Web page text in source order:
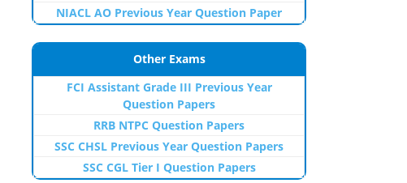
NIACL AO Previous Year Question Paper
Other Exams
FCI Assistant Grade III Previous Year
Question Papers
RRB NTPC Question Papers
SSC CHSL Previous Year Question Papers
SSC CGL Tier I Question Papers